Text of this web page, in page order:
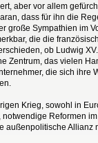
aber vor allem
dass für ihn die
große Sympathien im
die die
ob Ludwig
Zentrum, das vielen
die sich
Krieg, sowohl in
Reformen